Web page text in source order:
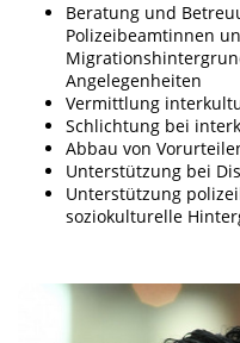
Beratung und
Polizeibeamtinnen
Angelegenheiten
Vermittlung
Schlichtung bei
Abbau von
Unterstützung bei
Unterstützung
soziokulturelle